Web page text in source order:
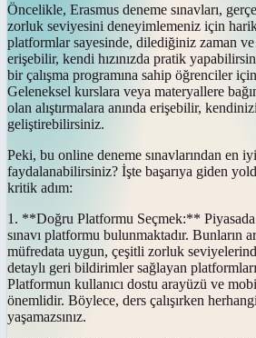
Öncelikle, Erasmus deneme sınavları,
zorluk seviyesini deneyimlemeniz için
platformlar sayesinde, dilediğiniz zaman ve
erişebilir, kendi hızınızda pratik
bir çalışma programına sahip öğrenciler
Geleneksel kurslara veya materyallere
olan alıştırmalara anında erişebilir,
geliştirebilirsiniz.
Peki, bu online deneme sınavlarından en
faydalanabilirsiniz? İşte başarıya giden
kritik adım:
1. **Doğru Platformu Seçmek:**
sınavı platformu bulunmaktadır. Bunların
müfredata uygun, çeşitli zorluk
detaylı geri bildirimler sağlayan
Platformun kullanıcı dostu arayüzü ve
önemlidir. Böylece, ders çalışırken
yaşamazsınız.